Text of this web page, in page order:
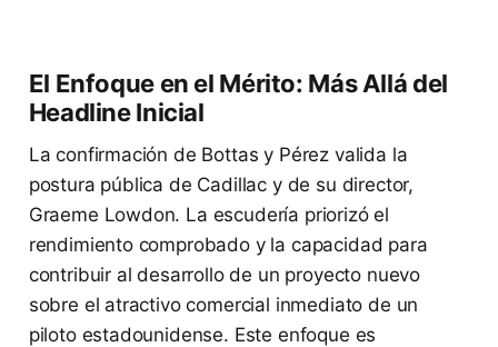
El Enfoque en el Mérito: Más Allá del
Headline Inicial
La confirmación de Bottas y Pérez valida la
postura pública de Cadillac y de su director,
Graeme Lowdon. La escudería priorizó el
rendimiento comprobado y la capacidad para
contribuir al desarrollo de un proyecto nuevo
sobre el atractivo comercial inmediato de un
piloto estadounidense. Este enfoque es